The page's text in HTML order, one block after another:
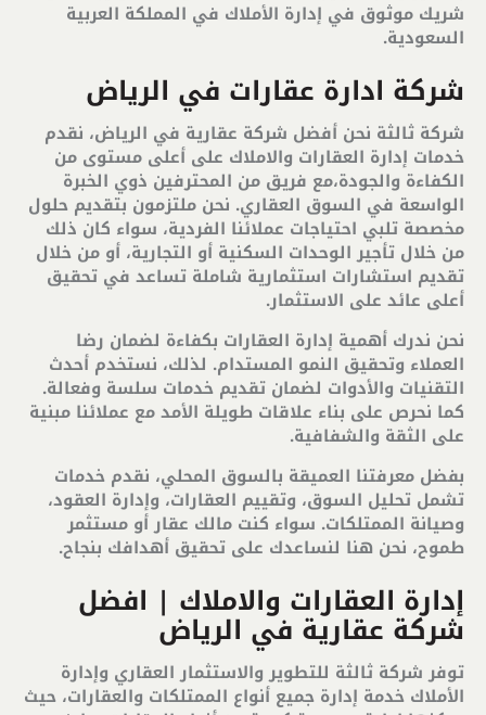
شريك موثوق في إدارة الأملاك في المملكة العربية
السعودية.
شركة ادارة عقارات في الرياض
شركة ثالثة نحن أفضل شركة عقارية في الرياض، نقدم
خدمات إدارة العقارات والاملاك على أعلى مستوى من
الكفاءة والجودة،مع فريق من المحترفين ذوي الخبرة
الواسعة في السوق العقاري. نحن ملتزمون بتقديم حلول
مخصصة تلبي احتياجات عملائنا الفردية، سواء كان ذلك
من خلال تأجير الوحدات السكنية أو التجارية، أو من خلال
تقديم استشارات استثمارية شاملة تساعد في تحقيق
أعلى عائد على الاستثمار.
نحن ندرك أهمية إدارة العقارات بكفاءة لضمان رضا
العملاء وتحقيق النمو المستدام. لذلك، نستخدم أحدث
التقنيات والأدوات لضمان تقديم خدمات سلسة وفعالة.
كما نحرص على بناء علاقات طويلة الأمد مع عملائنا مبنية
على الثقة والشفافية.
بفضل معرفتنا العميقة بالسوق المحلي، نقدم خدمات
تشمل تحليل السوق، وتقييم العقارات، وإدارة العقود،
وصيانة الممتلكات. سواء كنت مالك عقار أو مستثمر
طموح، نحن هنا لنساعدك على تحقيق أهدافك بنجاح.
إدارة العقارات والاملاك | افضل
شركة عقارية في الرياض
توفر شركة ثالثة للتطوير والاستثمار العقاري وإدارة
الأملاك خدمة إدارة جميع أنواع الممتلكات والعقارات، حيث